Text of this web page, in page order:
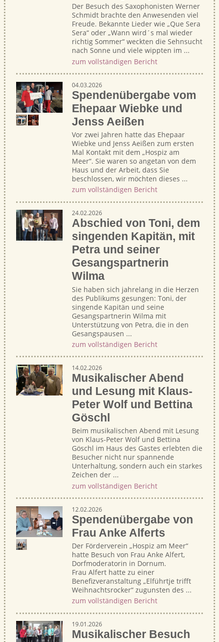
Der Besuch des Saxophonisten Werner
Schmidt brachte den Anwesenden viel
Freude. Bekannte Lieder wie „Que Sera
Sera“ oder „Wann wird´s mal wieder
richtig Sommer“ weckten die Sehnsucht
nach Sonne und viele wippten im ...
zum vollständigen Bericht
04.03.2026
Spendenübergabe vom
Ehepaar Wiebke und
Jenss Aeißen
Vor zwei Jahren hatte das Ehepaar
Wiebke und Jenss Aeißen zum ersten
Mal Kontakt mit dem „Hospiz am
Meer“. Sie waren so angetan von dem
Haus und der Arbeit, dass Sie
beschlossen, wir möchten dieses ...
zum vollständigen Bericht
24.02.2026
Abschied von Toni, dem
singenden Kapitän, mit
Petra und seiner
Gesangspartnerin
Wilma
Sie haben sich jahrelang in die Herzen
des Publikums gesungen: Toni, der
singende Kapitän und seine
Gesangspartnerin Wilma mit
Unterstützung von Petra, die in den
Gesangspausen ...
zum vollständigen Bericht
14.02.2026
Musikalischer Abend
und Lesung mit Klaus-
Peter Wolf und Bettina
Göschl
Beim musikalischen Abend mit Lesung
von Klaus-Peter Wolf und Bettina
Göschl im Haus des Gastes erlebten die
Besucher nicht nur spannende
Unterhaltung, sondern auch ein starkes
Zeichen der ...
zum vollständigen Bericht
12.02.2026
Spendenübergabe von
Frau Anke Alferts
Der Förderverein „Hospiz am Meer“
hatte Besuch von Frau Anke Alfert,
Dorfmoderatorin in Dornum.
Frau Alfert hatte zu einer
Benefizveranstaltung „Elführtje trifft
Weihnachtsrocker“ zugunsten des ...
zum vollständigen Bericht
19.01.2026
Musikalischer Besuch